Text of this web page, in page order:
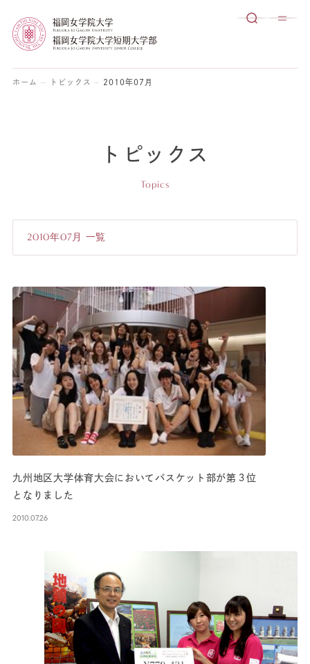
ホーム トピックス 2010年07月
トピックス
Topics
2010年07月 一覧
九州地区大学体育大会においてバスケット部が第３位
となりました
2010.07.26